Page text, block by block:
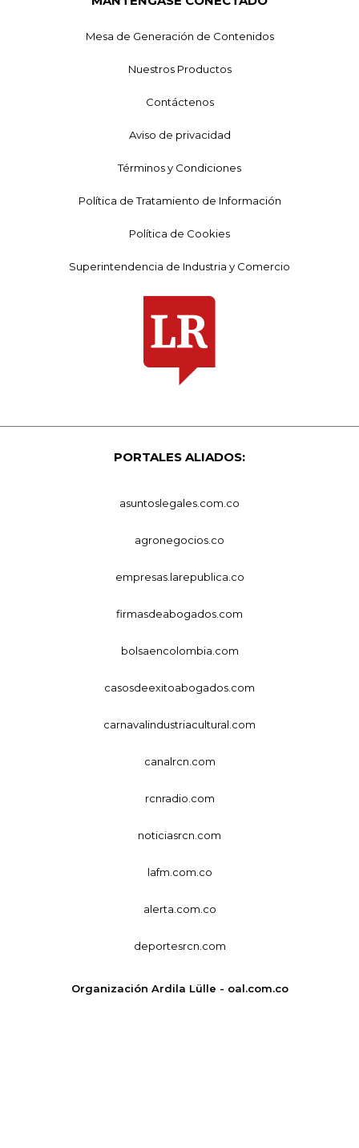
Mesa de Generación de Contenidos
Nuestros Productos
Contáctenos
Aviso de privacidad
Términos y Condiciones
Política de Tratamiento de Información
Política de Cookies
Superintendencia de Industria y Comercio
PORTALES ALIADOS:
asuntoslegales.com.co
agronegocios.co
empresas.larepublica.co
firmasdeabogados.com
bolsaencolombia.com
casosdeexitoabogados.com
carnavalindustriacultural.com
canalrcn.com
rcnradio.com
noticiasrcn.com
lafm.com.co
alerta.com.co
deportesrcn.com
Organización Ardila Lülle - oal.com.co